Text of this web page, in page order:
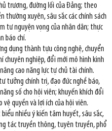
trương, đường lối của Đảng; theo
xuyên, sâu sắc các chính sách
tư nguyện vọng của nhân dân; thực
báo chí.
dụng thành tựu công nghệ, chuyển
chuyên nghiệp, đổi mới mô hình kinh
cao năng lực tự chủ tài chính.
tưởng chính trị, đạo đức nghề báo,
số cho hội viên; khuyến khích đổi
quyền và lợi ích của hội viên.
nhiều ý kiến tâm huyết, sâu sắc,
tác truyền thông, tuyên truyền, phổ